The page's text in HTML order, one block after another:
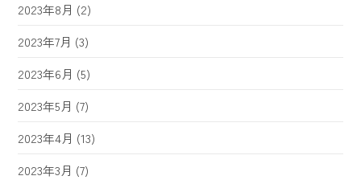
2023年8月 (2)
2023年7月 (3)
2023年6月 (5)
2023年5月 (7)
2023年4月 (13)
2023年3月 (7)